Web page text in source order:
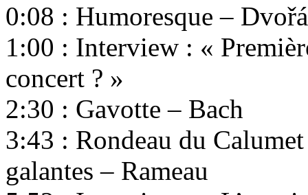
0:08 : Humoresque –
1:00 : Interview : «
concert ? »
2:30 : Gavotte – Bach
3:43 : Rondeau du
galantes – Rameau